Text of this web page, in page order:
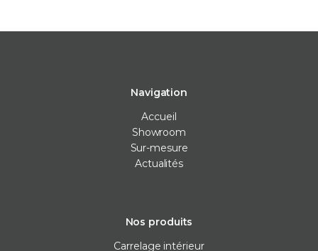
Navigation
Accueil
Showroom
Sur-mesure
Actualités
Nos produits
Carrelage intérieur